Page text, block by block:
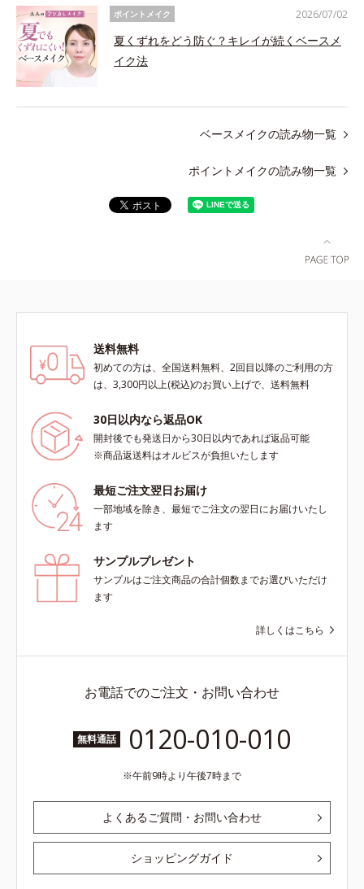
ポイントメイク
夏くずれをどう防ぐ？キレイが続くベースメ
イク法
2026/07/02
ベースメイクの読み物一覧
ポイントメイクの読み物一覧
送料無料
初めての方は、全国送料無料、2回目以降のご利用の方
は、3,300円以上(税込)のお買い上げで、送料無料
30日以内なら返品OK
開封後でも発送日から30日以内であれば返品可能
※商品返送料はオルビスが負担いたします
最短ご注文翌日お届け
一部地域を除き、最短でご注文の翌日にお届けいたし
ます
サンプルプレゼント
サンプルはご注文商品の合計個数までお選びいただけ
ます
詳しくはこちら
お電話でのご注文・お問い合わせ
無料通話 0120-010-010
午前9時より午後7時まで
よくあるご質問・お問い合わせ
ショッピングガイド